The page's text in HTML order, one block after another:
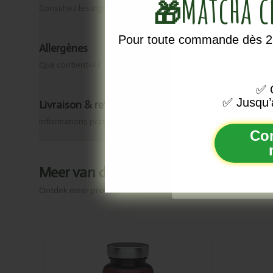
Consultez les ingrédients de ce produit.
Allergènes
Livraison & retour
Meer van dit merk
Ontdek meer producten vanLucovitaal
Canneberge X-
Vous ne
newsletter,
Nous vous
🎁Matcha
Pour toute commande dès
✅
✅